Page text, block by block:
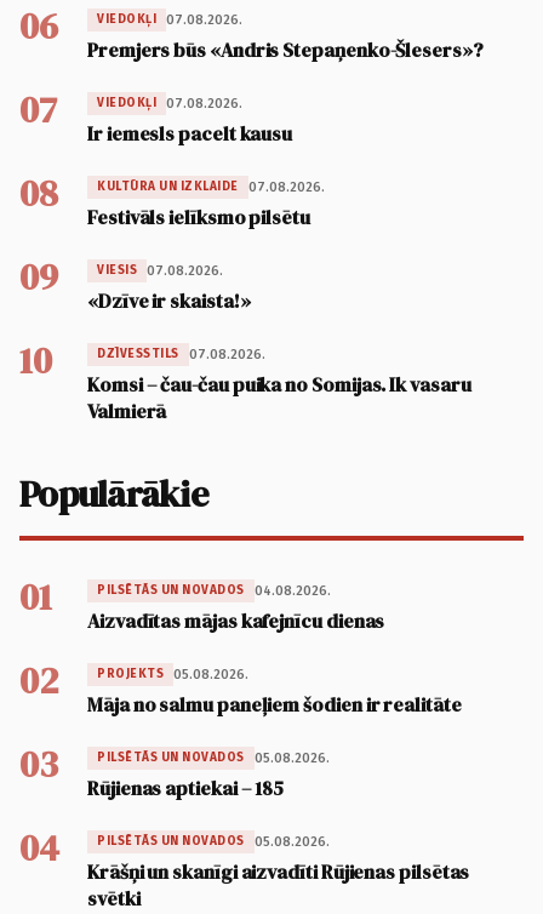
06 VIEDOKĻI 07.08.2026.
Premjers būs «Andris Stepaņenko-Šlesers»?
07 VIEDOKĻI 07.08.2026.
Ir iemesls pacelt kausu
08 KULTŪRA UN IZKLAIDE 07.08.2026.
Festivāls ielīksmo pilsētu
09 VIESIS 07.08.2026.
«Dzīve ir skaista!»
10 DZĪVESSTILS 07.08.2026.
Komsi – čau-čau puika no Somijas. Ik vasaru
Valmierā
Populārākie
01 PILSĒTĀS UN NOVADOS 04.08.2026.
Aizvadītas mājas kafejnīcu dienas
02 PROJEKTS 05.08.2026.
Māja no salmu paneļiem šodien ir realitāte
03 PILSĒTĀS UN NOVADOS 05.08.2026.
Rūjienas aptiekai – 185
04 PILSĒTĀS UN NOVADOS 05.08.2026.
Krāšņi un skanīgi aizvadīti Rūjienas pilsētas
svētki